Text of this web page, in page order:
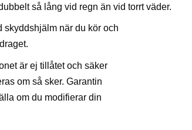
så lång vid regn än vid torrt väder.
skyddshjälm när du kör och
är ej tillåtet och säker
om så sker. Garantin
om du modifierar din